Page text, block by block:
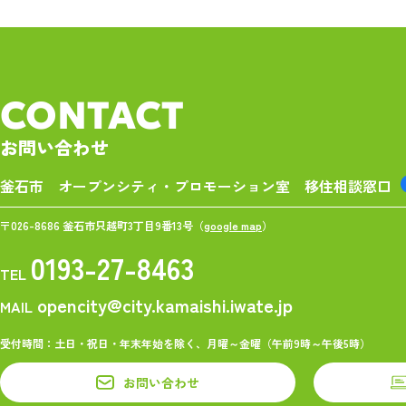
CONTACT
お問い合わせ
釜石市 オープンシティ・プロモーション室 移住相談窓口
〒026-8686 釜石市只越町3丁目9番13号（google map）
TEL 0193-27-8463
MAIL opencity@city.kamaishi.iwate.jp
受付時間：土日・祝日・年末年始を除く、月曜～金曜（午前9時～午後5時）
お問い合わせ